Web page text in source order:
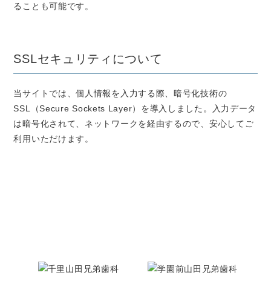
ることも可能です。
SSLセキュリティについて
当サイトでは、個人情報を入力する際、暗号化技術の
SSL（Secure Sockets Layer）を導入しました。入力データ
は暗号化されて、ネットワークを経由するので、安心してご
利用いただけます。